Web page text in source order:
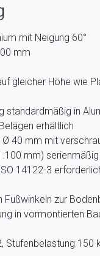
mit Neigung 60°
mm
gleicher Höhe wie
standardmäßig in
erhältlich
Ø 40 mm mit
mm) serienmäßig
14122-3
zur
in vormontierten
Stufenbelastung 150